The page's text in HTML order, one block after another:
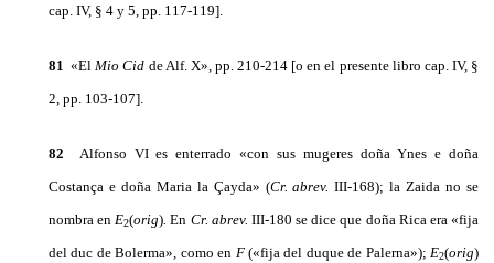
cap. IV, § 4 y 5, pp. 117-119].
81 «El Mio Cid de Alf. X», pp. 210-214 [o en el presente libro cap. IV, §
2, pp. 103-107].
82
Alfonso VI es enterrado «con sus mugeres doña Ynes e doña
Costança e doña Maria la Çayda» (Cr. abrev.III-168); la Zaida no se
nombra en E2(orig) .En Cr. abrev. III-180 se dice que doña Rica era «fija
del duc de Bolerma», como en F («fija del duque de Palerna»); E2(orig)